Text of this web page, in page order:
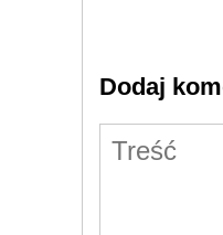
Dodaj